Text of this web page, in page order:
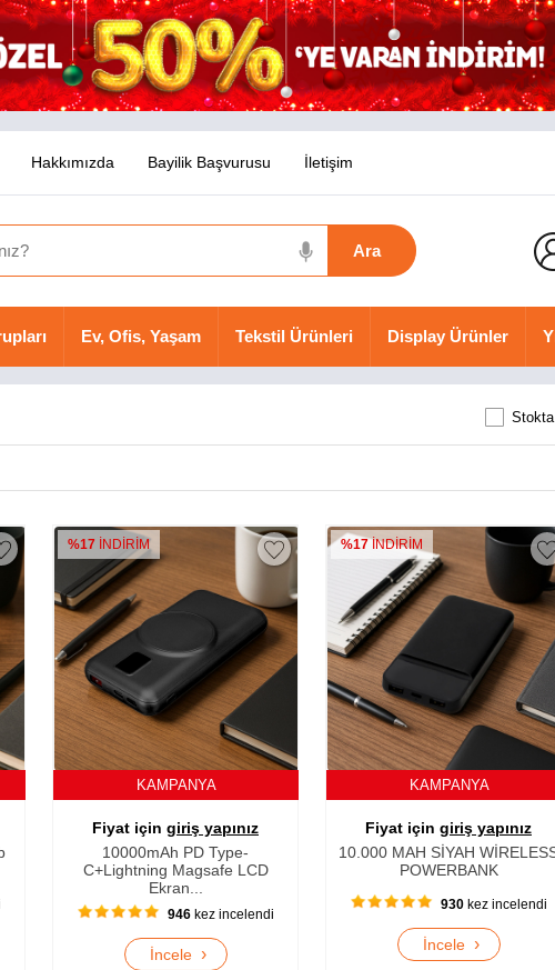
Hakkımızda Bayilik Başvurusu İletişim
Ev, Ofis, Yaşam Tekstil Ürünleri Display Ürünler
%17 İNDİRİM
KAMPANYA
Fiyat için giriş yapınız
10000mAh PD Type-
C+Lightning Magsafe LCD
Ekran...
946kez incelendi
İncele ›
%17 İNDİRİM
KAMPANYA
Fiyat için giriş yapınız
10.000 MAH SİYAH
POWERBANK
930kez incelendi
İncele ›